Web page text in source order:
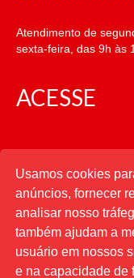
Atendimento de
sexta-feira, das 9h às
ACESSE
CATEGORIAS
Usamos cookies
anúncios, fornecer
analisar nosso
também ajudam a
usuário em nossos
e na capacidade de